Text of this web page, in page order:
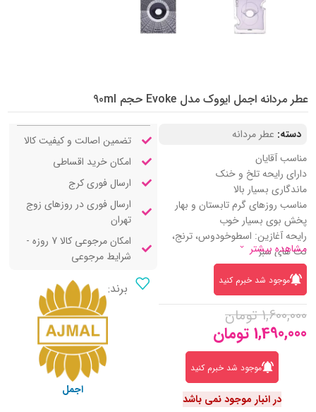
عطر مردانه اجمل ایووک مدل Evoke حجم 90ml
دسته: عطر مردانه
مناسب آقایان
دارای رایحه تلخ و خنک
ماندگاری بسیار بالا
مناسب روزهای گرم تابستان و بهار
پخش بوی بسیار خوب
رایحه آغازین: اسطوخودوس، ترنج،
نت های سبز
نت میانی: درخت مر، ریه زنبق زرد،
هل
رایجه پایه: چوب معطر صندل، عنبر و
مشک
مشاهده بیشتر
موجود شد خبرم کنید
1,600,000 تومان
1,490,000 تومان
موجود شد خبرم کنید
در انبار موجود نمی باشد
تضمین اصالت و کیفیت کالا
امکان خرید اقساطی
ارسال فوری کرج
ارسال فوری در روزهای زوج
تهران
امکان مرجوعی کالا 7 روزه -
شرایط مرجوعی
برند:
اجمل